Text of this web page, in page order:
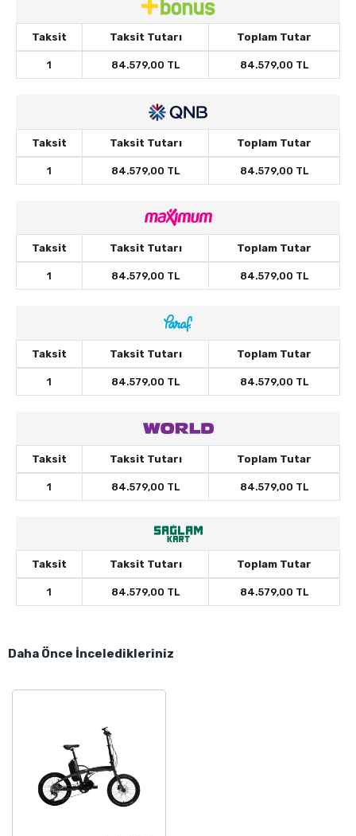
Taksit Taksit Tutarı Toplam Tutar
1 84.579,00 TL 84.579,00 TL
Taksit Taksit Tutarı Toplam Tutar
1 84.579,00 TL 84.579,00 TL
Taksit Taksit Tutarı Toplam Tutar
1 84.579,00 TL 84.579,00 TL
Taksit Taksit Tutarı Toplam Tutar
1 84.579,00 TL 84.579,00 TL
Taksit Taksit Tutarı Toplam Tutar
1 84.579,00 TL 84.579,00 TL
Taksit Taksit Tutarı Toplam Tutar
1 84.579,00 TL 84.579,00 TL
Daha Önce İnceledikleriniz